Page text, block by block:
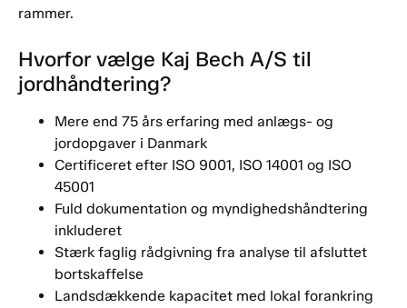
rammer.
Hvorfor vælge Kaj Bech A/S til
jordhåndtering?
Mere end 75 års erfaring med anlægs- og
jordopgaver i Danmark
Certificeret efter ISO 9001, ISO 14001 og ISO
45001
Fuld dokumentation og myndighedshåndtering
inkluderet
Stærk faglig rådgivning fra analyse til afsluttet
bortskaffelse
Landsdækkende kapacitet med lokal forankring